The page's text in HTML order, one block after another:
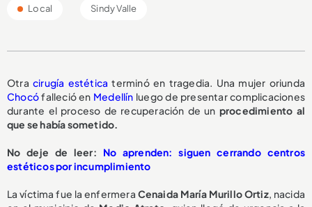
Local Sindy Valle
Otra cirugía estética terminó en tragedia. Una mujer oriunda
Chocófalleció en Medellín luego de presentar complicaciones
durante el proceso de recuperación de un procedimiento al
que se había sometido.
No deje de leer: No aprenden: siguen cerrando centros
estéticos por incumplimiento
La víctima fue la enfermera Cenaida María Murillo Ortiz, nacida